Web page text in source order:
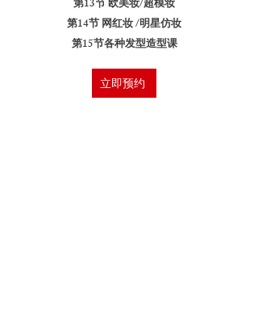
第13节 欧美妆/超模妆
第14节 网红妆 /明星仿妆
第15节各种发型造型课
立即预约